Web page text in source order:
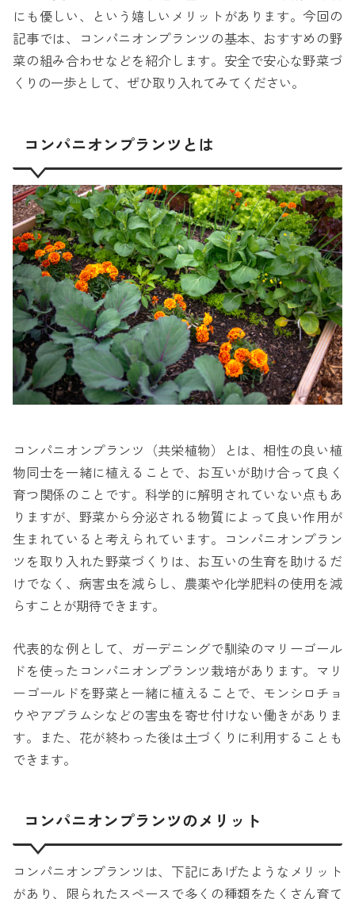
にも優しい、という嬉しいメリットがあります。今回の
記事では、コンパニオンプランツの基本、おすすめの野
菜の組み合わせなどを紹介します。安全で安心な野菜づ
くりの一歩として、ぜひ取り入れてみてください。
コンパニオンプランツとは
コンパニオンプランツ（共栄植物）とは、相性の良い植
物同士を一緒に植えることで、お互いが助け合って良く
育つ関係のことです。科学的に解明されていない点もあ
りますが、野菜から分泌される物質によって良い作用が
生まれていると考えられています。コンパニオンプラン
ツを取り入れた野菜づくりは、お互いの生育を助けるだ
けでなく、病害虫を減らし、農薬や化学肥料の使用を減
らすことが期待できます。
代表的な例として、ガーデニングで馴染のマリーゴール
ドを使ったコンパニオンプランツ栽培があります。マリ
ーゴールドを野菜と一緒に植えることで、モンシロチョ
ウやアブラムシなどの害虫を寄せ付けない働きがありま
す。また、花が終わった後は土づくりに利用することも
できます。
コンパニオンプランツのメリット
コンパニオンプランツは、下記にあげたようなメリット
があり、限られたスペースで多くの種類をたくさん育て